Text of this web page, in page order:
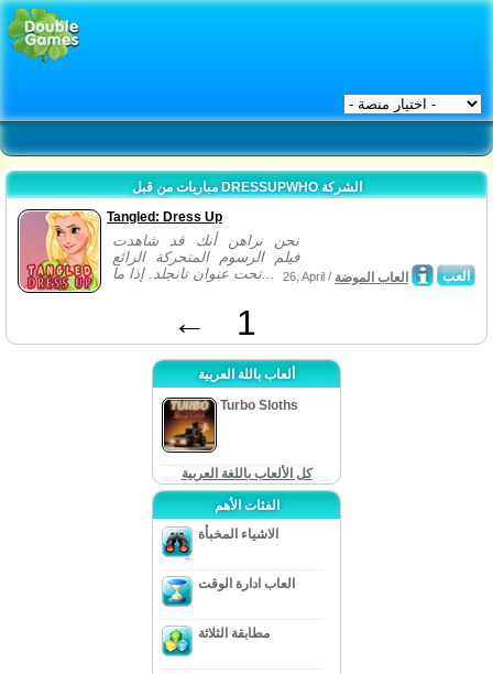
مباريات من قبل DRESSUPWHO الشركة
Tangled: Dress Up
نحن نراهن أنك قد شاهدت
فيلم الرسوم المتحركة الرائع
تحت عنوان تانجلد. إذا ما...
العب 26, April / العاب الموضة
← 1
ألعاب باللة العربية
Turbo Sloths
كل الألعاب باللغة العربية
الفئات الأهم
الاشياء المخبأة
العاب ادارة الوقت
مطابقة الثلاثة